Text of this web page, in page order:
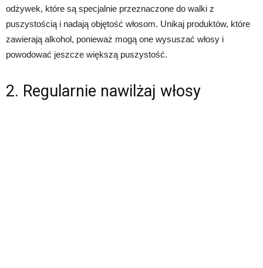
odżywek, które są specjalnie przeznaczone do walki z
puszystością i nadają objętość włosom. Unikaj produktów, które
zawierają alkohol, ponieważ mogą one wysuszać włosy i
powodować jeszcze większą puszystość.
2. Regularnie nawilżaj włosy